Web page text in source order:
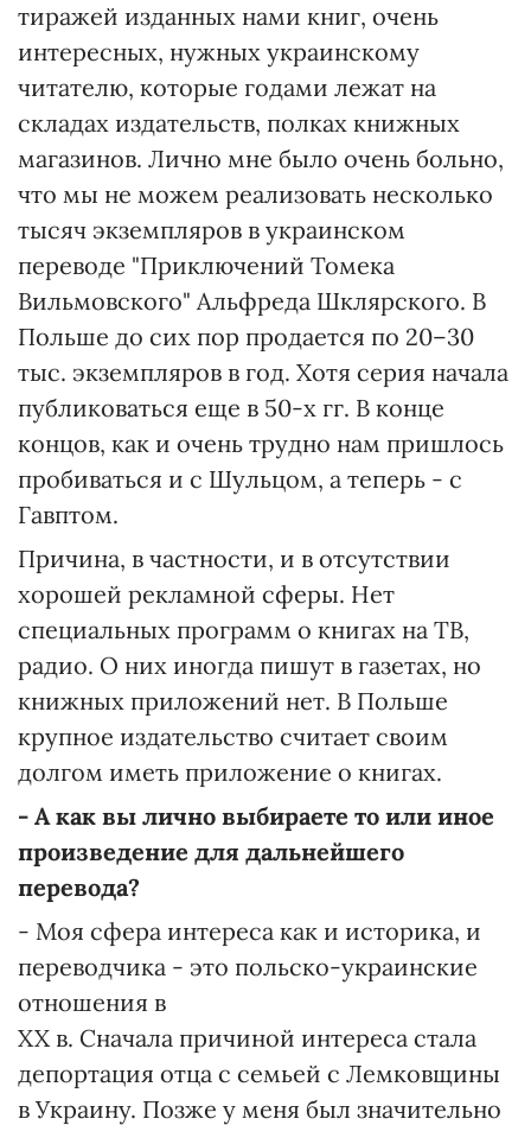
тиражей изданных нами книг, очень
интересных, нужных украинскому
читателю, которые годами лежат на
складах издательств, полках книжных
магазинов. Лично мне было очень больно,
что мы не можем реализовать несколько
тысяч экземпляров в украинском
переводе "Приключений Томека
Вильмовского" Альфреда Шклярского. В
Польше до сих пор продается по 20–30
тыс. экземпляров в год. Хотя серия начала
публиковаться еще в 50-х гг. В конце
концов, как и очень трудно нам пришлось
пробиваться и с Шульцом, а теперь - с
Гавптом.
Причина, в частности, и в отсутствии
хорошей рекламной сферы. Нет
специальных программ о книгах на ТВ,
радио. О них иногда пишут в газетах, но
книжных приложений нет. В Польше
крупное издательство считает своим
долгом иметь приложение о книгах.
- А как вы лично выбираете то или иное
произведение для дальнейшего
перевода?
- Моя сфера интереса как и историка, и
переводчика - это польско-украинские
отношения в
XX в. Сначала причиной интереса стала
депортация отца с семьей с Лемковщины
в Украину. Позже у меня был значительно